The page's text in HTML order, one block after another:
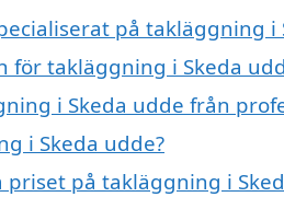
på takläggning i
för takläggning i Skeda
i Skeda udde från
i Skeda udde?
på takläggning i